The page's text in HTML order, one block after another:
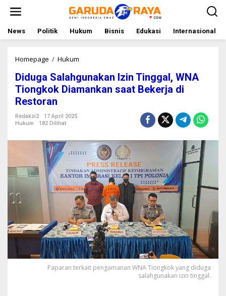
t
News Politik Hukum Bisnis Edukasi Internasional
Homepage / Hukum
d
u
g
a
h
u
n
a
k
a
n
I
z
i
n
T
i
Diduga Salahgunakan Izin Tinggal, WNA
Tiongkok Diamankan saat Bekerja di
Restoran
Redaksi2
17 April 2025
Hukum
182 Dilihat
Paparan terkait pengamanan WNA Tiongkok yang diduga
salahgunakan izin tinggal.